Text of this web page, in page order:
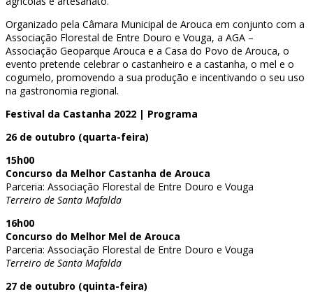
Organizado pela Câmara Municipal de Arouca em conjunto com a
Associação Florestal de Entre Douro e Vouga, a AGA –
Associação Geoparque Arouca e a Casa do Povo de Arouca, o
evento pretende celebrar o castanheiro e a castanha, o mel e o
cogumelo, promovendo a sua produção e incentivando o seu uso
na gastronomia regional.
Festival da Castanha 2022 | Programa
26 de outubro (quarta-feira)
15h00
Concurso da Melhor Castanha de Arouca
Parceria: Associação Florestal de Entre Douro e Vouga
Terreiro de Santa Mafalda
16h00
Concurso do Melhor Mel de Arouca
Parceria: Associação Florestal de Entre Douro e Vouga
Terreiro de Santa Mafalda
27 de outubro (quinta-feira)